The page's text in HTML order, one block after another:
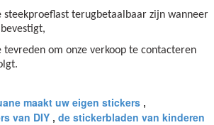
steekproeflast terugbetaalbaar zijn wanneer
om onze verkoop te contacteren
maakt uw eigen stickers ,
van DIY , de stickerbladen van kinderen